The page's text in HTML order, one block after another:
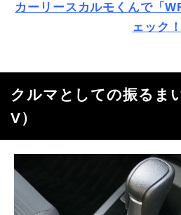
カーリースカルモくんで「
ェック！
クルマとしての振るま
V）